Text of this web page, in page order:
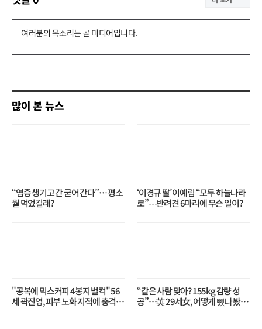
댓
기
많이 본 뉴스
“염증 생기고 간 굳어 간다”… 평소
뭘 먹었길래?
‘이경규 딸’ 이예림 “모두 하늘나라
로”⋯반려견 6마리에 무슨 일이?
"공복에 믹스커피 4봉지 벌컥" 56
세 곽진영, 피부 노화 지적에 충격…
“같은 사람 맞아? 155kg 감량 성
공”…英 29세女, 어떻게 뺐나 봤더